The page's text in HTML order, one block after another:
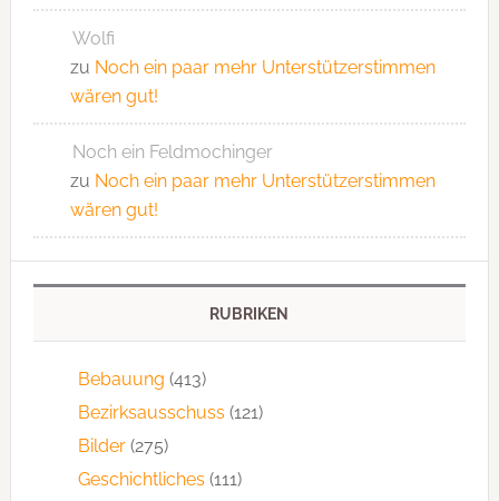
Wolfi
zu Noch ein paar mehr Unterstützerstimmen
wären gut!
Noch ein Feldmochinger
zu Noch ein paar mehr Unterstützerstimmen
wären gut!
RUBRIKEN
Bebauung (413)
Bezirksausschuss (121)
Bilder(275)
Geschichtliches (111)